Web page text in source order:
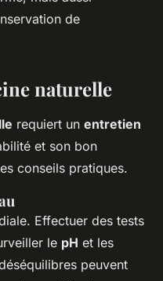
de
naturelle
requiert un entretien
et son bon
conseils pratiques.
Effectuer des tests
le pH et les
peuvent